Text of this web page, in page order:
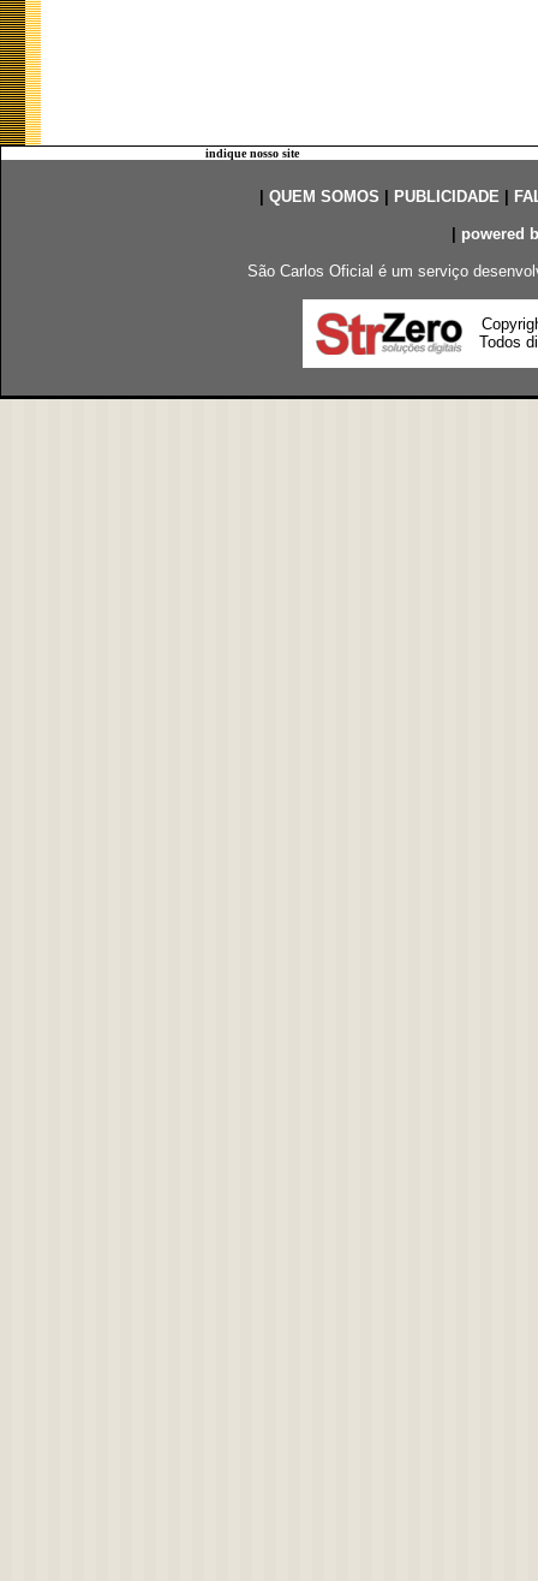
indique nosso site
QUEM SOMOS PUBLICIDADE|
powered
São Carlos Oficial é um serviço
Todos